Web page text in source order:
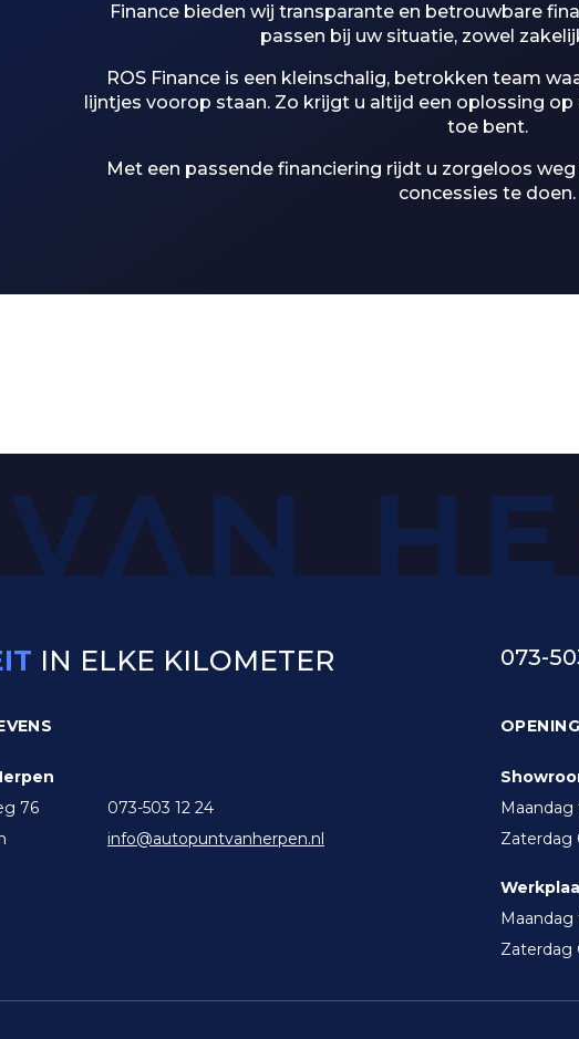
Finance bieden wij transparante en betrouwbare
passen bij uw situatie, zowel
ROS Finance is een kleinschalig, betrokken team
lijntjes voorop staan. Zo krijgt u altijd een oplossing
toe bent.
Met een passende financiering rijdt u zorgeloos
concessies te doen.
IN ELKE KILOMETER 073-
76
073-503 12 24
info@autopuntvanherpen.nl
Zaterdag
Zaterdag